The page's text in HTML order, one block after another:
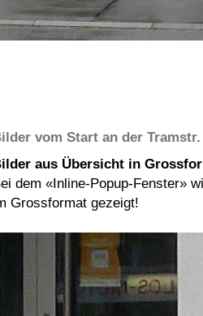
vom Start an der Tramstr.
aus Übersicht in
dem «Inline-Popup-Fenster»
Grossformat gezeigt!